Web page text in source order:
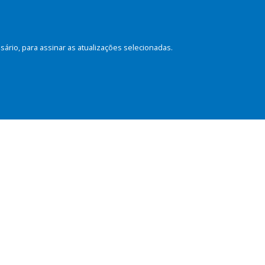
para assinar as atualizações selecionadas.